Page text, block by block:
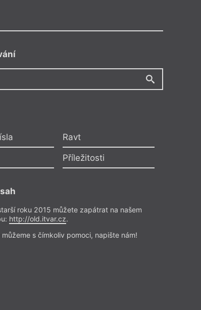
5. 2021)
Ravt
Příležitosti
roku 2015 můžete zapátrat na našem
http://old.itvar.cz.
můžeme s čímkoliv pomoci, napište nám!